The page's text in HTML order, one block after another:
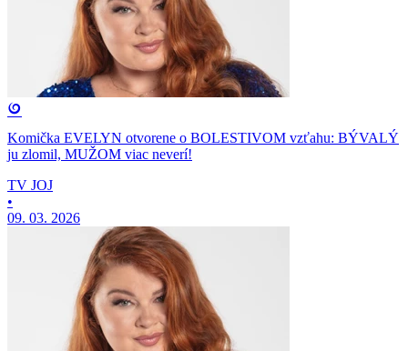
Komička EVELYN otvorene o BOLESTIVOM vzťahu: BÝVALÝ
ju zlomil, MUŽOM viac neverí!
TV JOJ
•
09. 03. 2026